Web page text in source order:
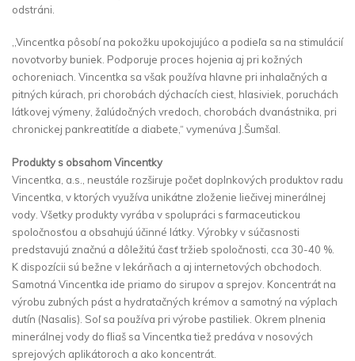
odstráni.
,,Vincentka pôsobí na pokožku upokojujúco a podieľa sa na stimulácií
novotvorby buniek. Podporuje proces hojenia aj pri kožných
ochoreniach. Vincentka sa však používa hlavne pri inhalačných a
pitných kúrach, pri chorobách dýchacích ciest, hlasiviek, poruchách
látkovej výmeny, žalúdočných vredoch, chorobách dvanástnika, pri
chronickej pankreatitíde a diabete,“ vymenúva J.Šumšal.
Produkty s obsahom Vincentky
Vincentka, a.s., neustále rozširuje počet doplnkových produktov radu
Vincentka, v ktorých využíva unikátne zloženie liečivej minerálnej
vody. Všetky produkty vyrába v spolupráci s farmaceutickou
spoločnosťou a obsahujú účinné látky. Výrobky v súčasnosti
predstavujú značnú a dôležitú časť tržieb spoločnosti, cca 30-40 %.
K dispozícii sú bežne v lekárňach a aj internetových obchodoch.
Samotná Vincentka ide priamo do sirupov a sprejov. Koncentrát na
výrobu zubných pást a hydratačných krémov a samotný na výplach
dutín (Nasalis). Soľ sa používa pri výrobe pastiliek. Okrem plnenia
minerálnej vody do fliaš sa Vincentka tiež predáva v nosových
sprejových aplikátoroch a ako koncentrát.